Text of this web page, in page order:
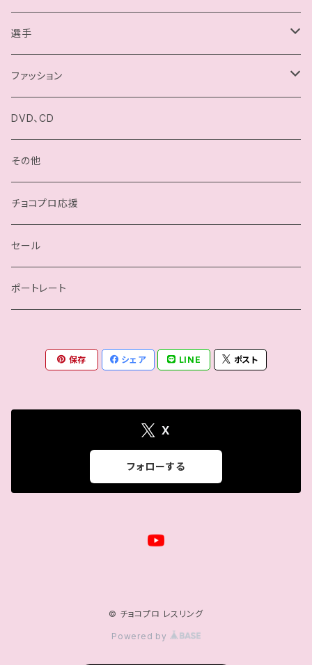
選手
駿河メイ
小石川チエ
桐原季子
四ツ葉ミヤ
沙也加
瀬戸ノノカ
谷綿ヒヨリ
帯広さやか
ファッション
チョコプロ／ChocoPro
高梨将弘／Masahiro Takanashi
我闘雲舞／Gatoh Move
DVD、CD
その他
チョコプロ応援
セール
ポートレート
保存 シェア LINE ポスト
X
フォローする
© チョコプロ レスリング
Powered by